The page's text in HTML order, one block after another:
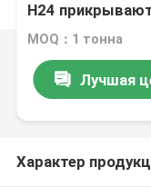
H24
бака
MOQ：1 тонна
Лучшая
Характер